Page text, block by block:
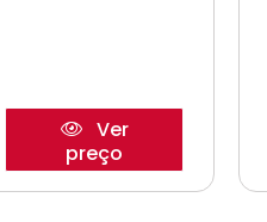
Ver
preço